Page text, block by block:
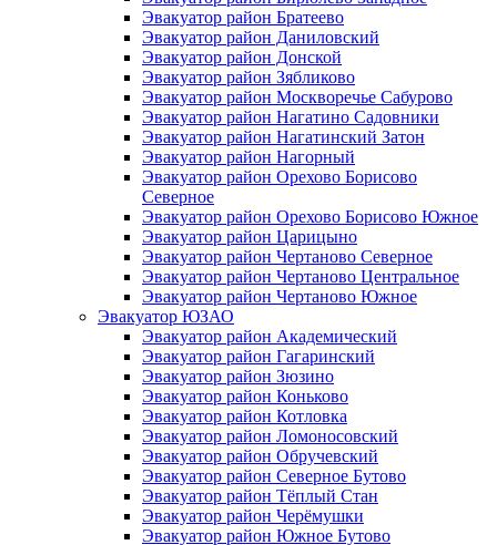
Эвакуатор район Братеево
Эвакуатор район Даниловский
Эвакуатор район Донской
Эвакуатор район Зябликово
Эвакуатор район Москворечье Сабурово
Эвакуатор район Нагатино Cадовники
Эвакуатор район Нагатинский Затон
Эвакуатор район Нагорный
Эвакуатор район Орехово Борисово
Северное
Эвакуатор район Орехово Борисово Южное
Эвакуатор район Царицыно
Эвакуатор район Чертаново Северное
Эвакуатор район Чертаново Центральное
Эвакуатор район Чертаново Южное
Эвакуатор ЮЗАО
Эвакуатор район Академический
Эвакуатор район Гагаринский
Эвакуатор район Зюзино
Эвакуатор район Коньково
Эвакуатор район Котловка
Эвакуатор район Ломоносовский
Эвакуатор район Обручевский
Эвакуатор район Северное Бутово
Эвакуатор район Тёплый Стан
Эвакуатор район Черёмушки
Эвакуатор район Южное Бутово